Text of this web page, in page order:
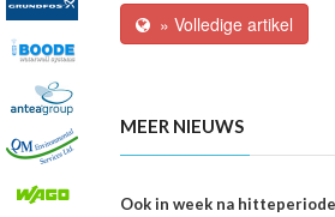
» Volledige artikel
MEER NIEUWS
Ook in week na